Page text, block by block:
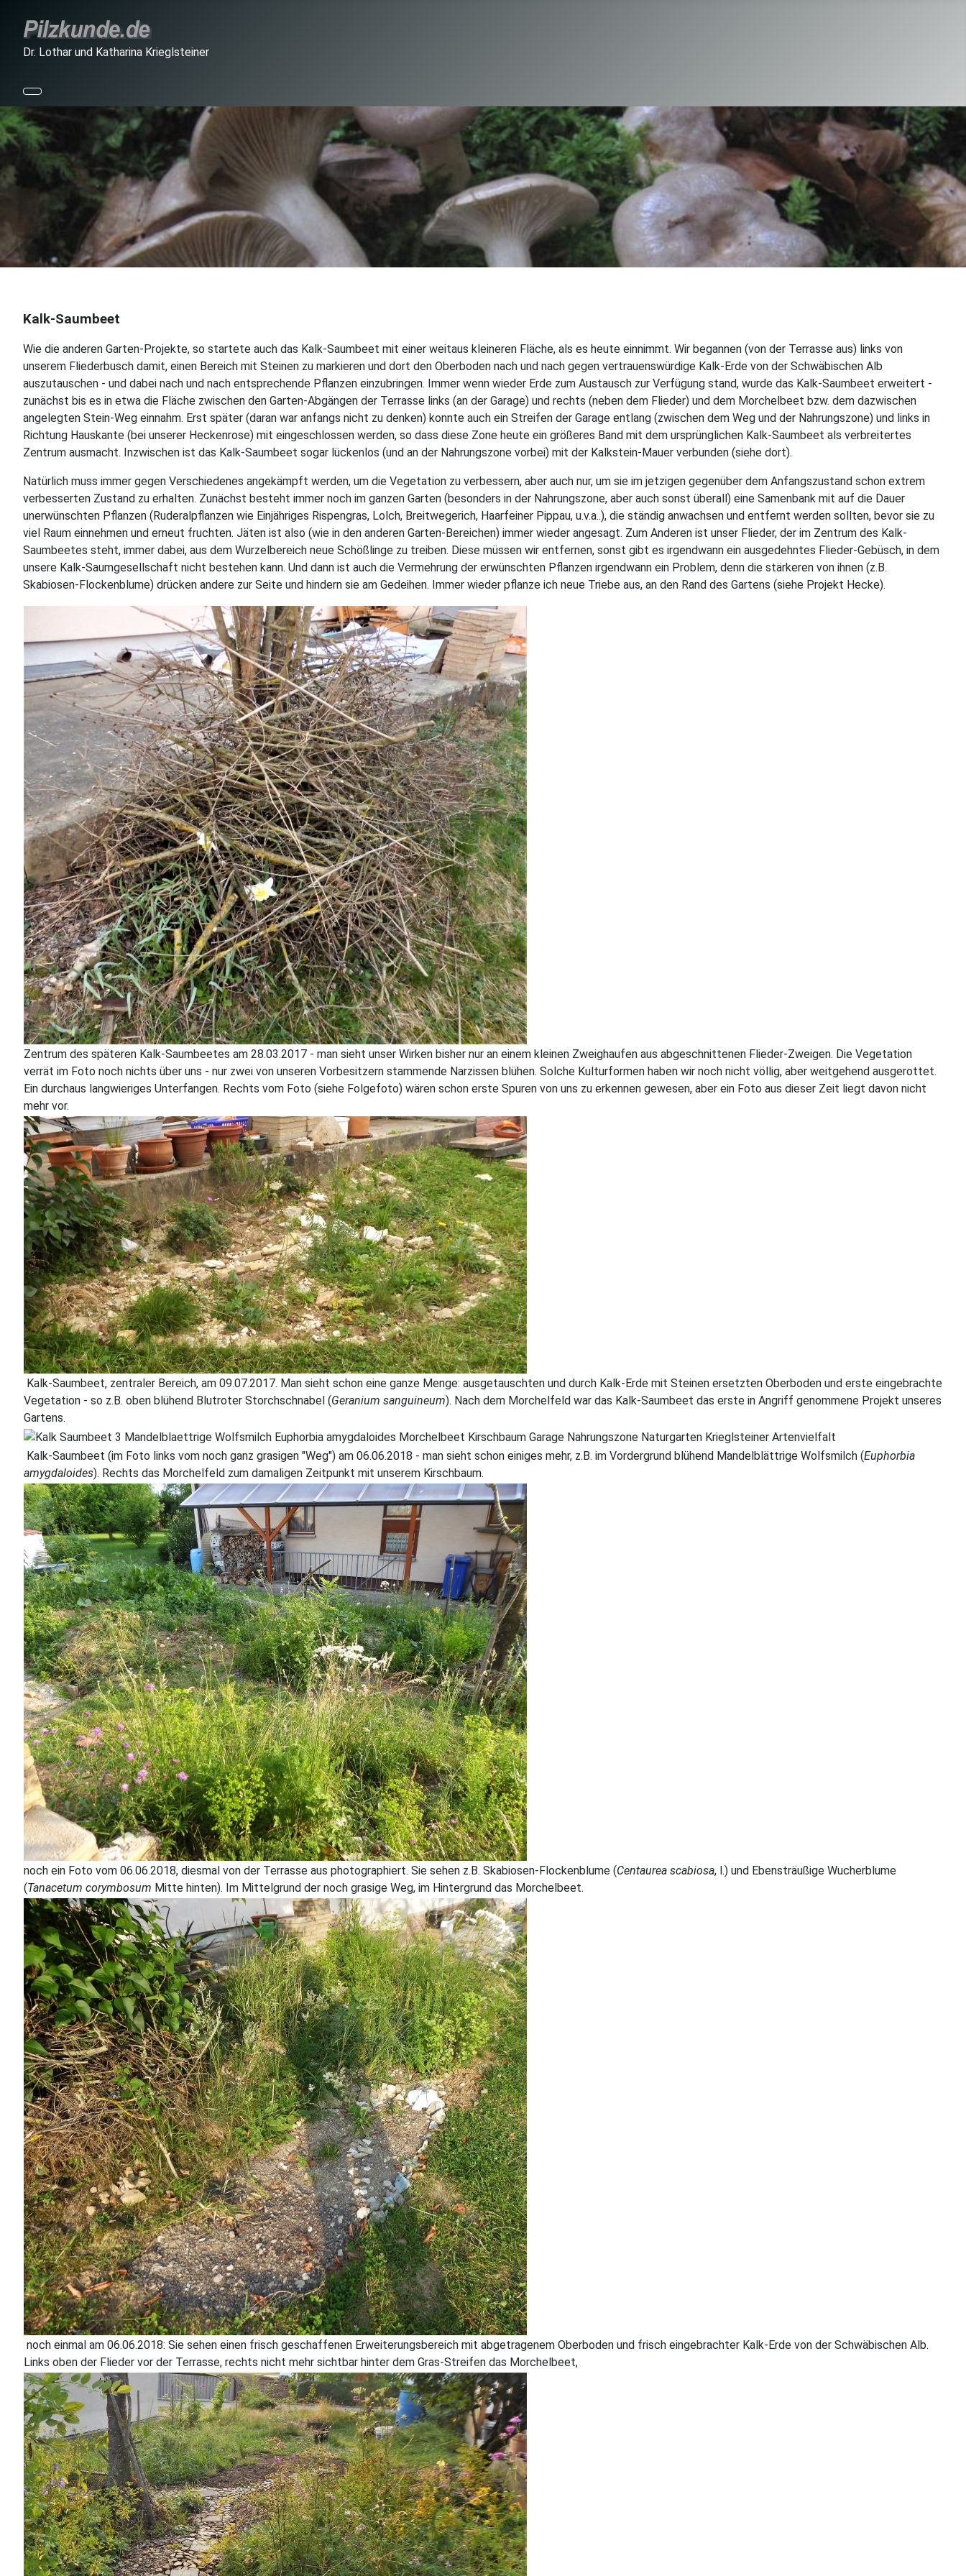
Dr. Lothar und Katharina Krieglsteiner
Kalk-Saumbeet
Wie die anderen Garten-Projekte, so startete auch das Kalk-Saumbeet mit einer weitaus kleineren Fläche, als es heute einnimmt. Wir begannen (von der Terrasse aus) links von
unserem Fliederbusch damit, einen Bereich mit Steinen zu markieren und dort den Oberboden nach und nach gegen vertrauenswürdige Kalk-Erde von der Schwäbischen Alb
auszutauschen - und dabei nach und nach entsprechende Pflanzen einzubringen. Immer wenn wieder Erde zum Austausch zur Verfügung stand, wurde das Kalk-Saumbeet erweitert -
zunächst bis es in etwa die Fläche zwischen den Garten-Abgängen der Terrasse links (an der Garage) und rechts (neben dem Flieder) und dem Morchelbeet bzw. dem dazwischen
angelegten Stein-Weg einnahm. Erst später (daran war anfangs nicht zu denken) konnte auch ein Streifen der Garage entlang (zwischen dem Weg und der Nahrungszone) und links in
Richtung Hauskante (bei unserer Heckenrose) mit eingeschlossen werden, so dass diese Zone heute ein größeres Band mit dem ursprünglichen Kalk-Saumbeet als verbreitertes
Zentrum ausmacht. Inzwischen ist das Kalk-Saumbeet sogar lückenlos (und an der Nahrungszone vorbei) mit der Kalkstein-Mauer verbunden (siehe dort).
Natürlich muss immer gegen Verschiedenes angekämpft werden, um die Vegetation zu verbessern, aber auch nur, um sie im jetzigen gegenüber dem Anfangszustand schon extrem
verbesserten Zustand zu erhalten. Zunächst besteht immer noch im ganzen Garten (besonders in der Nahrungszone, aber auch sonst überall) eine Samenbank mit auf die Dauer
unerwünschten Pflanzen (Ruderalpflanzen wie Einjähriges Rispengras, Lolch, Breitwegerich, Haarfeiner Pippau, u.v.a..), die ständig anwachsen und entfernt werden sollten, bevor sie zu
viel Raum einnehmen und erneut fruchten. Jäten ist also (wie in den anderen Garten-Bereichen) immer wieder angesagt. Zum Anderen ist unser Flieder, der im Zentrum des Kalk-
Saumbeetes steht, immer dabei, aus dem Wurzelbereich neue Schößlinge zu treiben. Diese müssen wir entfernen, sonst gibt es irgendwann ein ausgedehntes Flieder-Gebüsch, in dem
unsere Kalk-Saumgesellschaft nicht bestehen kann. Und dann ist auch die Vermehrung der erwünschten Pflanzen irgendwann ein Problem, denn die stärkeren von ihnen (z.B.
Skabiosen-Flockenblume) drücken andere zur Seite und hindern sie am Gedeihen. Immer wieder pflanze ich neue Triebe aus, an den Rand des Gartens (siehe Projekt Hecke).
Zentrum des späteren Kalk-Saumbeetes am 28.03.2017 - man sieht unser Wirken bisher nur an einem kleinen Zweighaufen aus abgeschnittenen Flieder-Zweigen. Die Vegetation
verrät im Foto noch nichts über uns - nur zwei von unseren Vorbesitzern stammende Narzissen blühen. Solche Kulturformen haben wir noch nicht völlig, aber weitgehend ausgerottet.
Ein durchaus langwieriges Unterfangen. Rechts vom Foto (siehe Folgefoto) wären schon erste Spuren von uns zu erkennen gewesen, aber ein Foto aus dieser Zeit liegt davon nicht
mehr vor.
Kalk-Saumbeet, zentraler Bereich, am 09.07.2017. Man sieht schon eine ganze Menge: ausgetauschten und durch Kalk-Erde mit Steinen ersetzten Oberboden und erste eingebrachte
Vegetation - so z.B. oben blühend Blutroter Storchschnabel (Geranium sanguineum). Nach dem Morchelfeld war das Kalk-Saumbeet das erste in Angriff genommene Projekt unseres
Gartens.
Kalk-Saumbeet (im Foto links vom noch ganz grasigen "Weg") am 06.06.2018 - man sieht schon einiges mehr, z.B. im Vordergrund blühend Mandelblättrige Wolfsmilch (Euphorbia
amygdaloides). Rechts das Morchelfeld zum damaligen Zeitpunkt mit unserem Kirschbaum.
noch ein Foto vom 06.06.2018, diesmal von der Terrasse aus photographiert. Sie sehen z.B. Skabiosen-Flockenblume (Centaurea scabiosa, l.) und Ebensträußige Wucherblume
(Tanacetum corymbosum Mitte hinten). Im Mittelgrund der noch grasige Weg, im Hintergrund das Morchelbeet.
noch einmal am 06.06.2018: Sie sehen einen frisch geschaffenen Erweiterungsbereich mit abgetragenem Oberboden und frisch eingebrachter Kalk-Erde von der Schwäbischen Alb.
Links oben der Flieder vor der Terrasse, rechts nicht mehr sichtbar hinter dem Gras-Streifen das Morchelbeet,